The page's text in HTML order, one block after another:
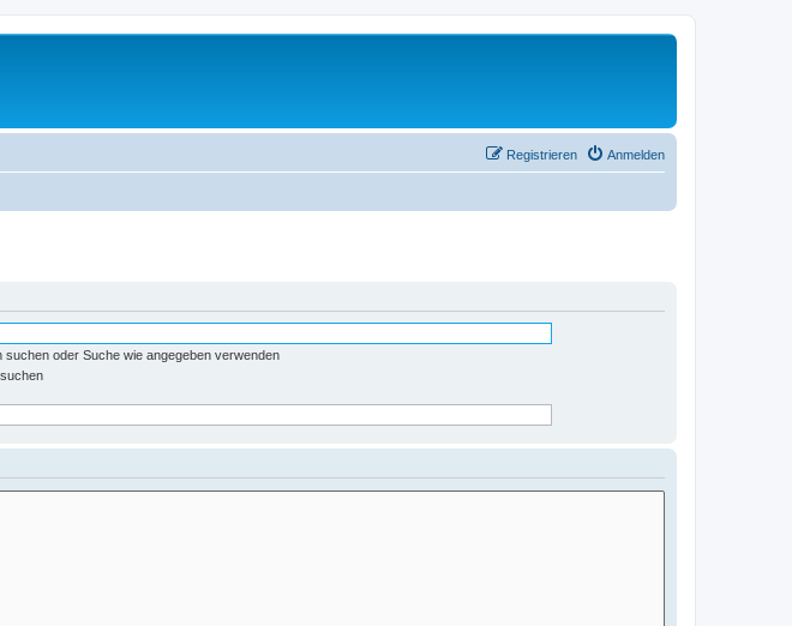
Anmelden
Registrieren
suchen oder Suche wie angegeben verwenden